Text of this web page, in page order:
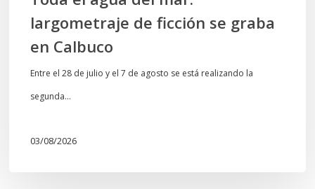
largometraje de ficción se graba
en Calbuco
Entre el 28 de julio y el 7 de agosto se está realizando la
segunda…
03/08/2026